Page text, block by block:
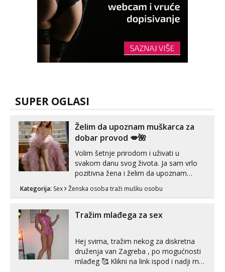
SUPER OGLASI
Želim da upoznam muškarca za
dobar provod 💋🌺
Volim šetnje prirodom i uživati u
svakom danu svog života. Ja sam vrlo
pozitivna žena i želim da upoznam
može i nešto više.💋🌺 Klikni na link
Kategorija: Sex Ženska osoba traži mušku osobu
Tražim mlađega za sex
Hej svima, tražim nekog za diskretna
druženja van Zagreba , po mogućnosti
mlađeg 🥰 Klikni na link ispod i nadji me